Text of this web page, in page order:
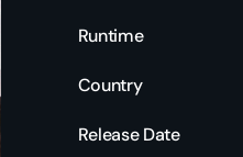
Runtime
Country
Release Date